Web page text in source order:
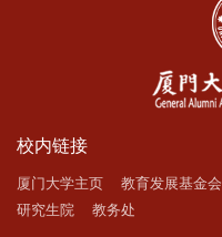
校内链接
厦门大学主页 教育发展基金会
研究生院
教务处